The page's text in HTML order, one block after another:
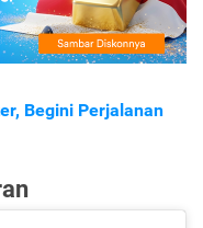
Begini Perjalanan